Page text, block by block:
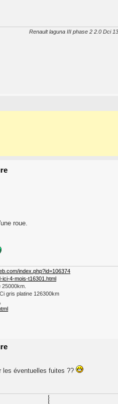
Renault laguna III phase 2 2.0 Dci
roue.
index.php?id=106374
ici-4-mois-t16301.html
25000km.
gris platine 126300km
les éventuelles fuites ??